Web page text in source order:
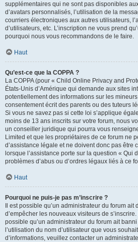
supplémentaires qui ne sont pas disponibles
d’avatars personnalisés, l’utilisation de la
courriers électroniques aux autres utilisateurs,
d’utilisateurs, etc. L’inscription ne vous prend
pourquoi nous vous recommandons de le faire.
Haut
Qu’est-ce que la COPPA ?
La COPPA (pour « Child Online Privacy and
États-Unis d’Amérique qui demande aux sites
potentiellement des informations sur les
consentement écrit des parents ou des tuteurs
Si vous ne savez pas si cette loi s’applique
moins de 13 ans inscrits sur votre forum, nous
un conseiller juridique qui pourra vous
Limited et que les propriétaires de ce forum ne
d’assistance légale et ne doivent donc pas être
lorsque l’assistance porte sur la question « Qui
problèmes d’abus ou d’ordres légaux liés à ce
Haut
Pourquoi ne puis-je pas m’inscrire ?
Il est possible qu’un administrateur du forum
d’empêcher les nouveaux visiteurs de
possible qu’un administrateur du forum ait
l’utilisation du nom d’utilisateur que vous
d’informations, veuillez contacter un